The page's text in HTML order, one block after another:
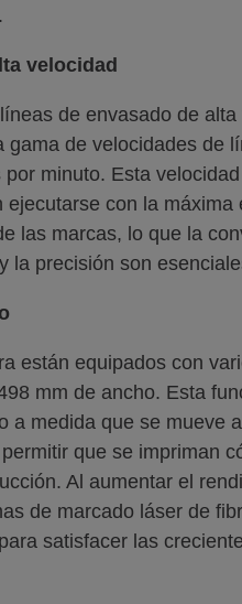
velocidad
de envasado de
de velocidades de
minuto. Esta
con la máxima
las marcas, lo que la
la precisión son
están equipados con
mm de ancho. Esta
a medida que se mueve
que se impriman
Al aumentar el
de marcado láser de
satisfacer las